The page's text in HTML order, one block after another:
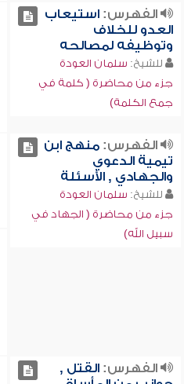
الفهرس:استيعاب
العدو للخلاف
وتوظيفه لمصالحه
للشيخ: سلمان العودة
جزء من محاضرة ( كلمة في
جمع الكلمة)
الفهرس:منهج ابن
تيمية الدعوي
والجهادي , الأسئلة
للشيخ: سلمان العودة
جزء من محاضرة ( الجهاد في
سبيل الله)
الفهرس:القتل ,